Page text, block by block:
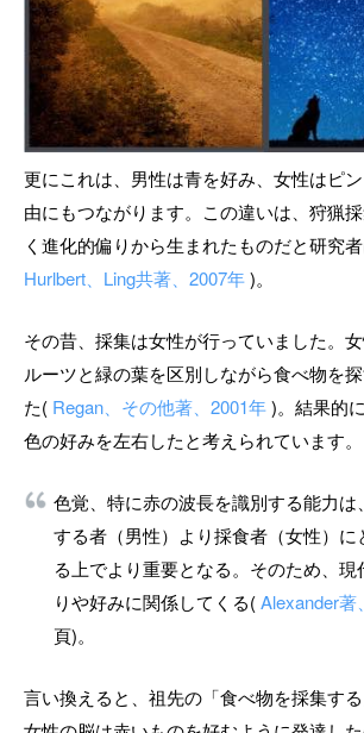
更にこれは、男性は青を好み、女性はピ
由にもつながります。この違いは、狩猟
く進化的偏りから生まれたものだと研究
Hurlbert、Ling共著、2007年)。
その昔、採集は女性が行っていました。
ルーツと緑の葉を区別しながら食べ物を
た( Regan、その他著、2001年)。結果的
色の好みを左右したと考えられています。
色覚、特に赤の波長を識別する能力は
する者（男性）より採食者（女性）に
る上でより重要となる。そのため、現
りや好みに関係してくる(Alexander著
頁)。
言い換えると、祖先の「食べ物を採集す